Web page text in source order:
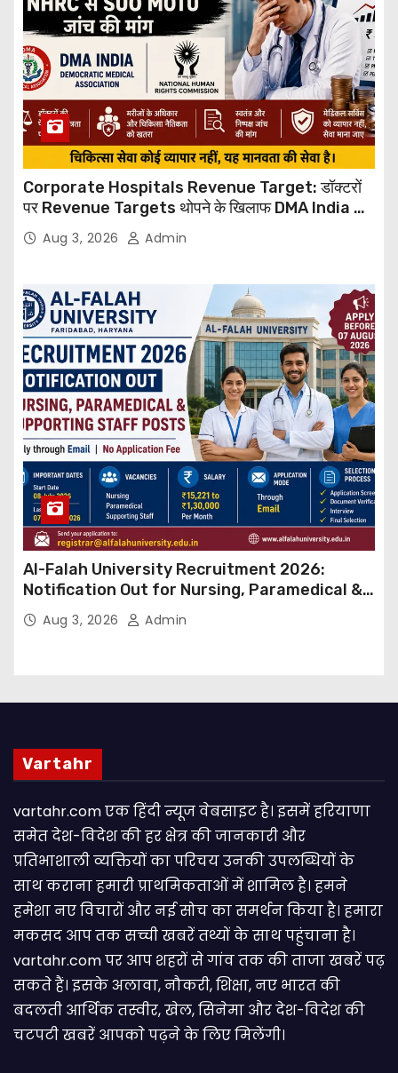
Corporate Hospitals Revenue Target: डॉक्टरों
पर Revenue Targets थोपने के खिलाफ DMA India का
बड़ा कदम, NHRC से Suo Motu जांच की मांग
Aug 3, 2026 Admin
Al-Falah University Recruitment 2026:
Notification Out for Nursing, Paramedical &
Supporting Staff Posts, Apply Through Email
Aug 3, 2026 Admin
Vartahr
vartahr.com एक हिंदी न्यूज वेबसाइट है। इसमें हरियाणा
समेत देश-विदेश की हर क्षेत्र की जानकारी और
प्रतिभाशाली व्यक्तियों का परिचय उनकी उपलब्धियों के
साथ कराना हमारी प्राथमिकताओं में शामिल है। हमने
हमेशा नए विचारों और नई सोच का समर्थन किया है। हमारा
मकसद आप तक सच्ची खबरें तथ्यों के साथ पहुंचाना है।
vartahr.com पर आप शहरों से गांव तक की ताजा खबरें पढ़
सकते हैं। इसके अलावा, नौकरी, शिक्षा, नए भारत की
बदलती आर्थिक तस्वीर, खेल, सिनेमा और देश-विदेश की
चटपटी खबरें आपकाे पढ़ने के लिए मिलेंगी।